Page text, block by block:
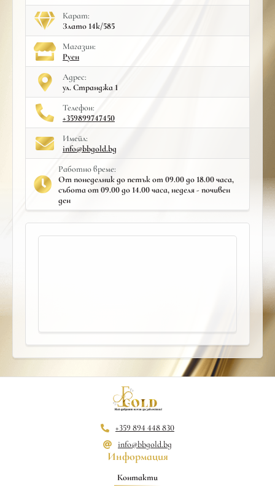
Карат:
Злато 14к/585
Mагазин:
Руен
Адрес:
ул. Странджа 1
Телефон:
+359899747450
Имейл:
info@bbgold.bg
Работно време:
От понеделник до петък от 09.00 до 18.00 часа,
събота от 09.00 до 14.00 часа, неделя - почивен
ден
+359 894 448 830
info@bbgold.bg
Информация
Контакти